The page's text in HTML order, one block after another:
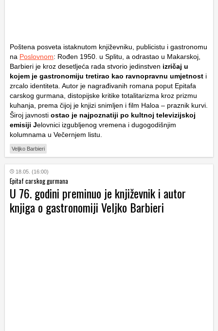
Poštena posveta istaknutom književniku, publicistu i gastronomu
na Poslovnom: Rođen 1950. u Splitu, a odrastao u Makarskoj,
Barbieri je kroz desetljeća rada stvorio jedinstven izričaj u
kojem je gastronomiju tretirao kao ravnopravnu umjetnost i
zrcalo identiteta. Autor je nagrađivanih romana poput Epitafa
carskog gurmana , distopijske kritike totalitarizma kroz prizmu
kuhanja, prema čijoj je knjizi snimljen i film Haloa – praznik kurvi
Široj javnosti ostao je najpoznatiji po kultnoj televizijskoj
emisiji Jelovnici izgubljenog vremena i dugogodišnjim
kolumnama u Večernjem listu.
Veljko Barbieri
18.05. (16:00)
Epitaf carskog gurmana
U 76. godini preminuo je književnik i autor
knjiga o gastronomiji Veljko Barbieri